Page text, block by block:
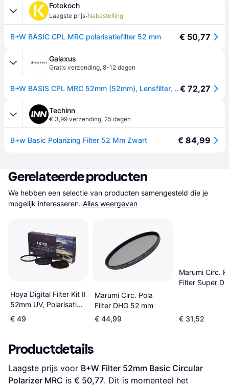
Fotokoch
Laagste prijs·Nabestelling
B+W BASIC CPL MRC polarisatiefilter 52 mm € 50,77
Galaxus
Gratis verzending, 8-12 dagen
B+W BASIS CPL MRC 52mm (52mm), Lensfilter, Transparant€ 72,27
Techinn
€ 3,99 verzending, 25 dagen
B+w Basic Polarizing Filter 52 Mm Zwart € 84,99
Gerelateerde producten
We hebben een selectie van producten samengesteld die je
mogelijk interesseren. Alles weergeven
Hoya Digital Filter Kit II
52mm UV, Polarisatie
en NDX8 filter
€ 49
Marumi Circ. Pola
Filter DHG 52 mm
€ 44,99
Marumi Circ.
Filter Super
€ 31,52
Productdetails
Laagste prijs voor B+W Filter 52mm Basic Circular
Polarizer MRC is € 50,77. Dit is momenteel het